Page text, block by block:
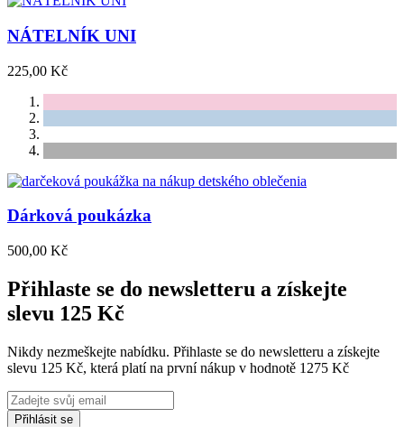
NÁTELNÍK UNI
225,00 Kč
Dárková poukázka
500,00 Kč
Přihlaste se do newsletteru a získejte
slevu 125 Kč
Nikdy nezmeškejte nabídku. Přihlaste se do newsletteru a získejte
slevu 125 Kč, která platí na první nákup v hodnotě 1275 Kč
Přihlásit se